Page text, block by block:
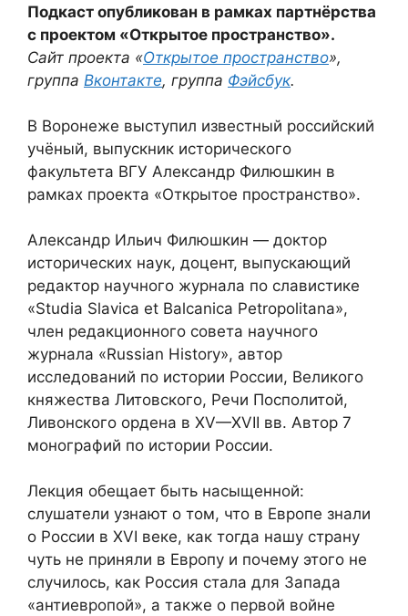
Подкаст опубликован в рамках партнёрства
с проектом «Открытое пространство».
Сайт проекта «Открытое пространство»,
группа Вконтакте, группа Фэйсбук.
В Воронеже выступил известный российский
учёный, выпускник исторического
факультета ВГУ Александр Филюшкин в
рамках проекта «Открытое пространство».
Александр Ильич Филюшкин — доктор
исторических наук, доцент, выпускающий
редактор научного журнала по славистике
«Studia Slavica et Balcanica Petropolitana»,
член редакционного совета научного
журнала «Russian History», автор
исследований по истории России, Великого
княжества Литовского, Речи Посполитой,
Ливонского ордена в XV—XVII вв. Автор 7
монографий по истории России.
Лекция обещает быть насыщенной:
слушатели узнают о том, что в Европе знали
о России в XVI веке, как тогда нашу страну
чуть не приняли в Европу и почему этого не
случилось, как Россия стала для Запада
«антиевропой», а также о первой войне